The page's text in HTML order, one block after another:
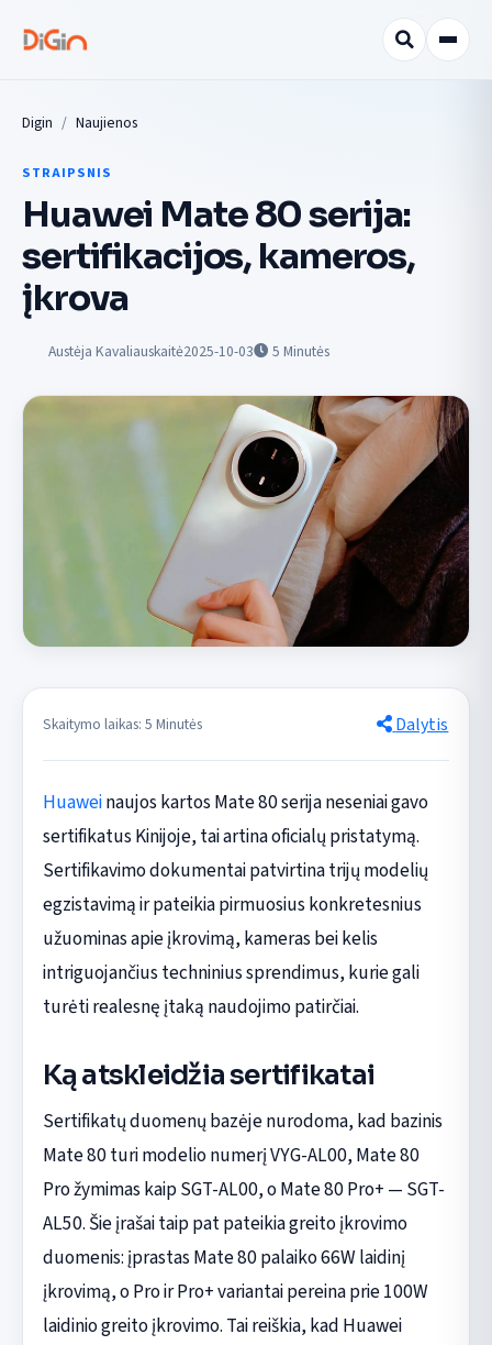
Digin Naujienos
STRAIPSNIS
Huawei Mate 80 serija:
sertifikacijos, kameros,
įkrova
Austėja Kavaliauskaitė2025-10-03 5 Minutės
Skaitymo laikas: 5 Minutės Dalytis
Huaweinaujos kartos Mate 80 serija neseniai gavo
sertifikatus Kinijoje, tai artina oficialų pristatymą.
Sertifikavimo dokumentai patvirtina trijų modelių
egzistavimą ir pateikia pirmuosius konkretesnius
užuominas apie įkrovimą, kameras bei kelis
intriguojančius techninius sprendimus, kurie gali
turėti realesnę įtaką naudojimo patirčiai.
Ką atskleidžia sertifikatai
Sertifikatų duomenų bazėje nurodoma, kad bazinis
Mate 80 turi modelio numerį VYG-AL00, Mate 80
Pro žymimas kaip SGT-AL00, o Mate 80 Pro+ — SGT-
AL50. Šie įrašai taip pat pateikia greito įkrovimo
duomenis: įprastas Mate 80 palaiko 66W laidinį
įkrovimą, o Pro ir Pro+ variantai pereina prie 100W
laidinio greito įkrovimo. Tai reiškia, kad Huawei